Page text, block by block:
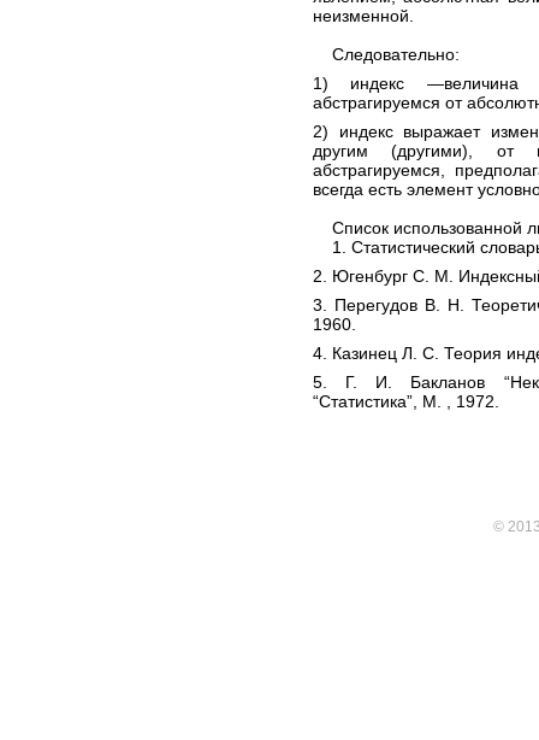
неизменной.
Следовательно:
1) индекс —величина
абстрагируемся от
2) индекс выражает
другим (другими), от
абстрагируемся,
всегда есть элемент
Список использованной
1. Статистический
2. Югенбург С. М.
3. Перегудов В. Н.
1960.
4. Казинец Л. С. Теория
5. Г. И. Бакланов
“Статистика”, М. , 1972.
©